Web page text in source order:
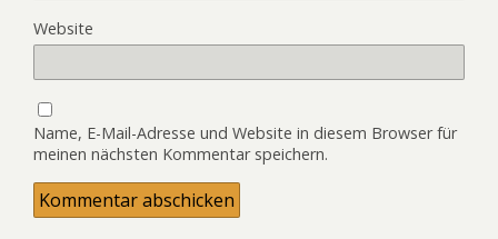
Website
Name, E-Mail-Adresse und Website in diesem Browser für
meinen nächsten Kommentar speichern.